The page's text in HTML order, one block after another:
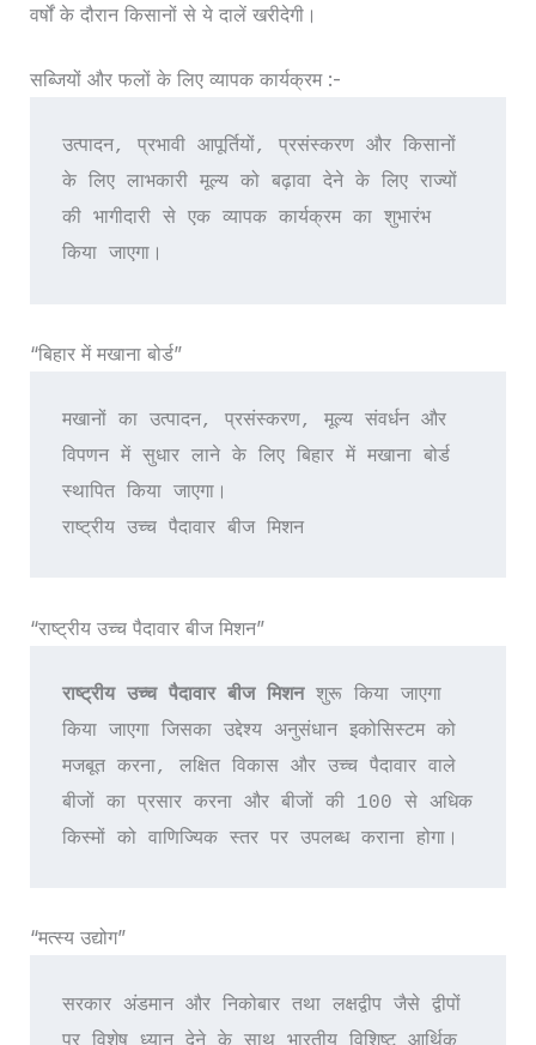
वर्षों के दौरान किसानों से ये दालें खरीदेगी।
सब्जियों और फलों के लिए व्यापक कार्यक्रम :-
उत्पादन, प्रभावी आपूर्तियों, प्रसंस्करण और किसानों
के लिए लाभकारी मूल्य को बढ़ावा देने के लिए राज्यों
की भागीदारी से एक व्यापक कार्यक्रम का शुभारंभ
किया जाएगा।
“बिहार में मखाना बोर्ड”
मखानों का उत्पादन, प्रसंस्करण, मूल्य संवर्धन और
विपणन में सुधार लाने के लिए बिहार में मखाना बोर्ड
स्थापित किया जाएगा।
राष्ट्रीय उच्च पैदावार बीज मिशन
“राष्ट्रीय उच्च पैदावार बीज मिशन”
राष्ट्रीय उच्च पैदावार बीज मिशन शुरू किया जाएगा
किया जाएगा जिसका उद्देश्य अनुसंधान इकोसिस्टम को
मजबूत करना, लक्षित विकास और उच्च पैदावार वाले
बीजों का प्रसार करना और बीजों की 100 से अधिक
किस्मों को वाणिज्यिक स्तर पर उपलब्ध कराना होगा।
“मत्स्य उद्योग”
सरकार अंडमान और निकोबार तथा लक्षद्वीप जैसे द्वीपों
पर विशेष ध्यान देने के साथ भारतीय विशिष्ट आर्थिक